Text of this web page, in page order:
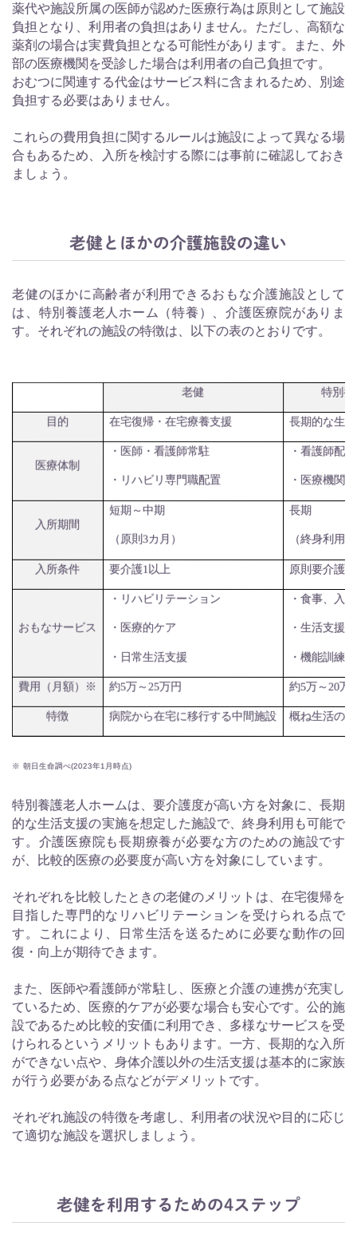
薬代や施設所属の医師が認めた医療行為は原則として施設
負担となり、利用者の負担はありません。ただし、高額な
薬剤の場合は実費負担となる可能性があります。また、外
部の医療機関を受診した場合は利用者の自己負担です。
おむつに関連する代金はサービス料に含まれるため、別途
負担する必要はありません。
これらの費用負担に関するルールは施設によって異なる場
合もあるため、入所を検討する際には事前に確認しておき
ましょう。
老健とほかの介護施設の違い
老健のほかに高齢者が利用できるおもな介護施設として
は、特別養護老人ホーム（特養）、介護医療院がありま
す。それぞれの施設の特徴は、以下の表のとおりです。
老健 特別
目的 在宅復帰・在宅療養支援 長期的な生
医療体制
・医師・看護師常駐
・リハビリ専門職配置
・看護師配置
・医療機関
入所期間
短期～中期
（原則3カ月）
長期
（終身利用
入所条件 要介護1以上 原則要介護
おもなサービス
・リハビリテーション
・医療的ケア
・日常生活支援
・食事、入
・生活支援
・機能訓練
費用（月額）※ 約5万～25万円 約5万～20万
特徴 病院から在宅に移行する中間施設 概ね生活の
※ 朝日生命調べ(2023年1月時点)
特別養護老人ホームは、要介護度が高い方を対象に、長期
的な生活支援の実施を想定した施設で、終身利用も可能で
す。介護医療院も長期療養が必要な方のための施設です
が、比較的医療の必要度が高い方を対象にしています。
それぞれを比較したときの老健のメリットは、在宅復帰を
目指した専門的なリハビリテーションを受けられる点で
す。これにより、日常生活を送るために必要な動作の回
復・向上が期待できます。
また、医師や看護師が常駐し、医療と介護の連携が充実し
ているため、医療的ケアが必要な場合も安心です。公的施
設であるため比較的安価に利用でき、多様なサービスを受
けられるというメリットもあります。一方、長期的な入所
ができない点や、身体介護以外の生活支援は基本的に家族
が行う必要がある点などがデメリットです。
それぞれ施設の特徴を考慮し、利用者の状況や目的に応じ
て適切な施設を選択しましょう。
老健を利用するための4ステップ